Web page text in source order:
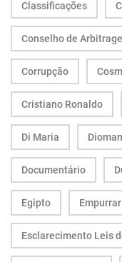
Classificações
Conselho de
Corrupção
Cristiano Ronaldo
Di Maria
Documentário
Egipto Empurrar
Esclarecimento Leis